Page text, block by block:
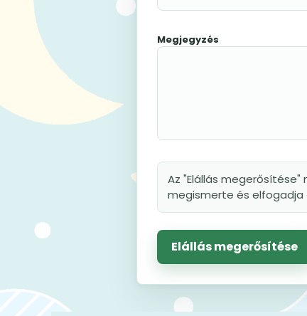
Megjegyzés
Az "Elállás
megismerte és elfogadja
Elállás megerősítése